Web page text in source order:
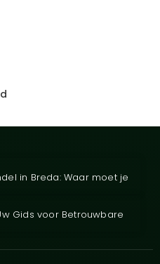
in Breda: Waar moet je
Gids voor Betrouwbare